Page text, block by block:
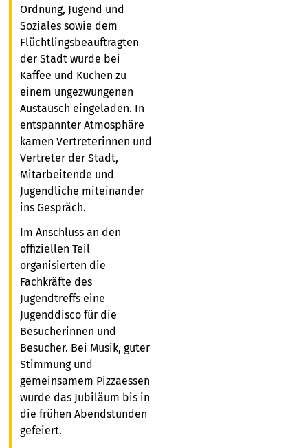
Ordnung, Jugend und
Soziales sowie dem
Flüchtlingsbeauftragten
der Stadt wurde bei
Kaffee und Kuchen zu
einem ungezwungenen
Austausch eingeladen. In
entspannter Atmosphäre
kamen Vertreterinnen und
Vertreter der Stadt,
Mitarbeitende und
Jugendliche miteinander
ins Gespräch.
Im Anschluss an den
offiziellen Teil
organisierten die
Fachkräfte des
Jugendtreffs eine
Jugenddisco für die
Besucherinnen und
Besucher. Bei Musik, guter
Stimmung und
gemeinsamem Pizzaessen
wurde das Jubiläum bis in
die frühen Abendstunden
gefeiert.